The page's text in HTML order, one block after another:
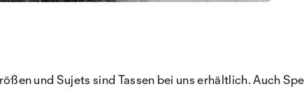
und Sujets sind Tassen bei uns erhältlich. Auch